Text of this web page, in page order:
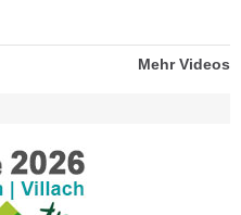
Mehr Videos